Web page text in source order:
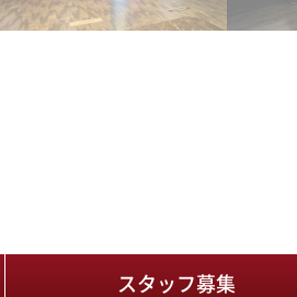
スタッフ募集